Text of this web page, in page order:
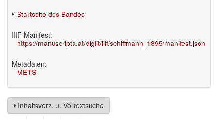
Startseite des Bandes
IIIF Manifest:
https://manuscripta.at/diglit/iiif/schiffmann_1895/manifest.json
Metadaten:
METS
Inhaltsverz. u. Volltextsuche